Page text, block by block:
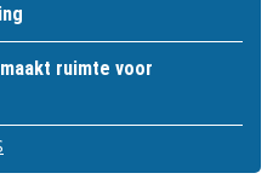
ruimte voor